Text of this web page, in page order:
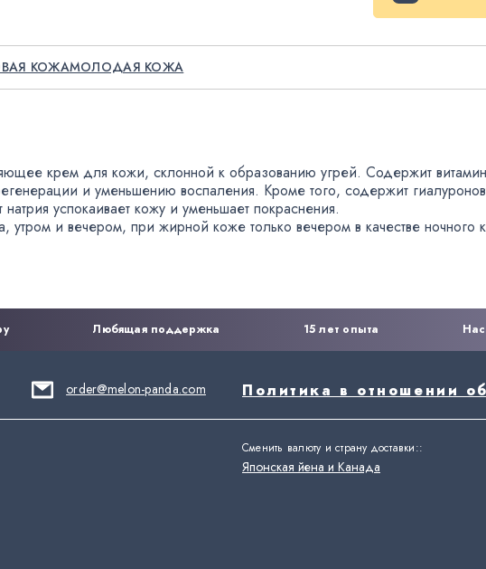
КОЖАМОЛОДАЯ КОЖА
крем для кожи, склонной к образованию угрей. Содержит
и уменьшению воспаления. Кроме того, содержит
успокаивает кожу и уменьшает покраснения.
, утром и вечером, при жирной коже только вечером в качестве ночного
Любящая поддержка 15 лет опыта
order@melon-panda.com Политика в отношении
Сменить валюту и страну доставки::
Японская йена и Канада